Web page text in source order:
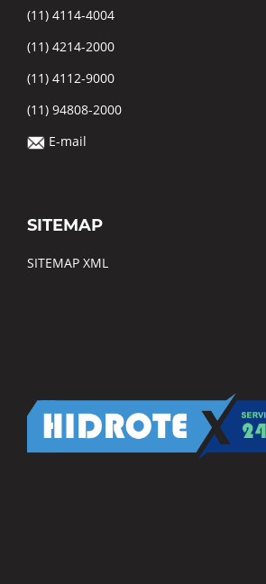
(11) 4114-4004
(11) 4214-2000
(11) 4112-9000
(11) 94808-2000
E-mail
SITEMAP
SITEMAP XML